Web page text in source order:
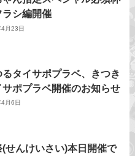
ラシ編開催
月23日
るタイサポプラベ、きつき
サポプラベ開催のお知らせ
月6日
(せんけいさい)本日開催で